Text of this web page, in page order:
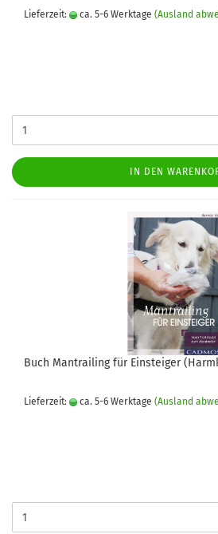
Lieferzeit: ca. 5-6 Werktage (Ausland
IN DEN
Buch Mantrailing für Einsteiger
Lieferzeit: ca. 5-6 Werktage (Ausland